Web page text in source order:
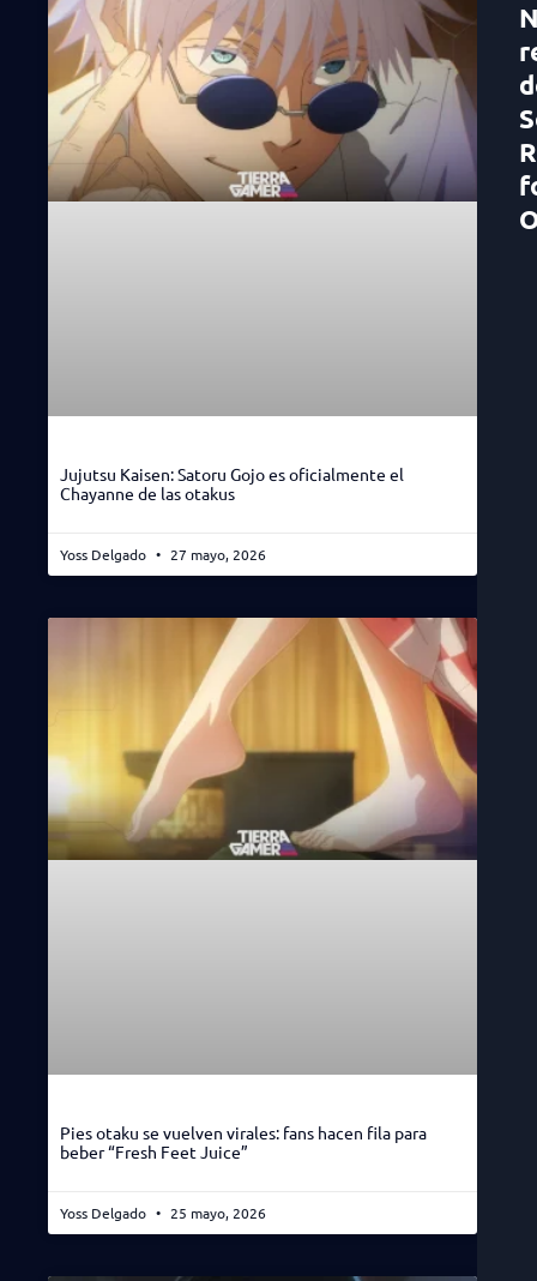
Jujutsu Kaisen: Satoru Gojo es oficialmente el
Chayanne de las otakus
Yoss Delgado 27 mayo, 2026
Pies otaku se vuelven virales: fans hacen fila para
beber “Fresh Feet Juice”
Yoss Delgado 25 mayo, 2026